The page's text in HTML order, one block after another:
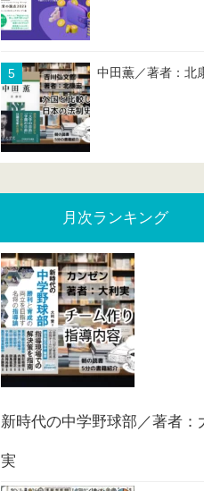
中田薫／著者：北
月次ランキング
新時代の中学野球部／著者：
実